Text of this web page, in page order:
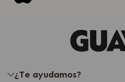
¿Te ayudamos?